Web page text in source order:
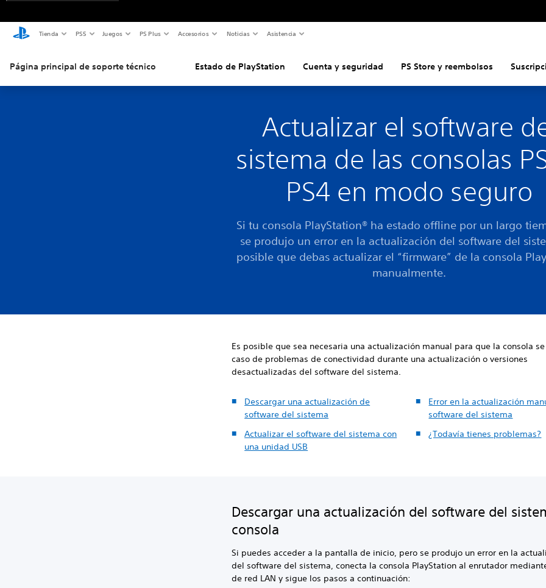
Tienda PS5 Juegos PS Plus Accesorios Noticias Asistencia
Página principal de soporte técnico Estado de PlayStation Cuenta y seguridad PS Store y reembolsos
Actualizar el software
sistema de las consolas
PS4 en modo seguro
Si tu consola PlayStation® ha estado offline por un largo
se produjo un error en la actualización del software del
posible que debas actualizar el “firmware” de la consola
manualmente.
Es posible que sea necesaria una actualización manual para que la consola
caso de problemas de conectividad durante una actualización o versiones
desactualizadas del software del sistema.
Descargar una actualización de
software del sistema
Actualizar el software del sistema con
una unidad USB
Error en la actualización
software del sistema
¿Todavía tienes problemas?
Descargar una actualización del software del
consola
Si puedes acceder a la pantalla de inicio, pero se produjo un error en la
del software del sistema, conecta la consola PlayStation al enrutador
de red LAN y sigue los pasos a continuación: